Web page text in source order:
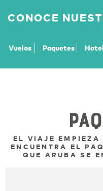
CONOCE
Vuelos Paquetes
EL VIAJE EMPIEZA
ENCUENTRA EL
QUE ARUBA SE